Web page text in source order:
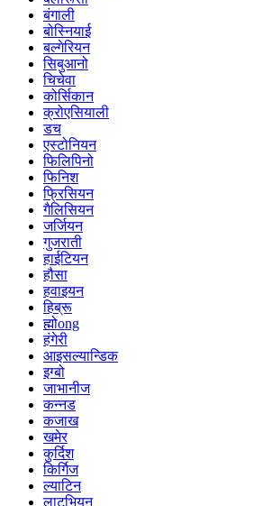
बंगाली
बोस्नियाई
बल्गेरियन
सिबुआनो
चिचेवा
कोर्सिकान
क्रोएसियाली
डच
एस्टोनियन
फिलिपिनो
फिनिश
फ्रिसियन
गैलिसियन
जर्जियन
गुजराती
हाईटियन
हौसा
हवाइयन
हिब्रू
ह्मोong
हंगेरी
आइसल्यान्डिक
इग्बो
जाभानीज
कन्नड
कजाख
खमेर
कुर्दिश
किर्गिज
ल्याटिन
लाटभियन